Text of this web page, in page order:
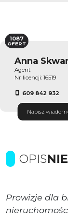
Anna
Agent
Nr licencji: 16519
609 842 932
Napisz
1087
OFERT
OPIS
Prowizje dla